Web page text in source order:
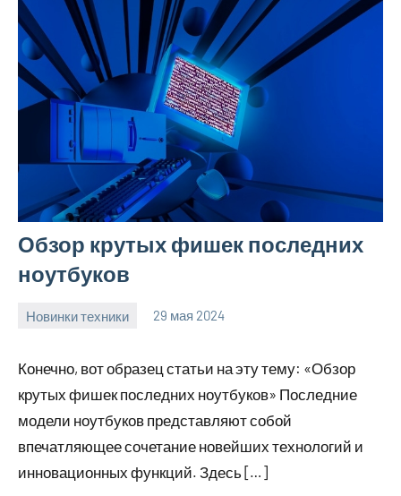
Обзор крутых фишек последних
ноутбуков
Новинки техники 29 мая 2024
vetupr50_ru
Нет
Конечно, вот образец статьи на эту тему: «Обзор
крутых фишек последних ноутбуков» Последние
модели ноутбуков представляют собой
впечатляющее сочетание новейших технологий и
инновационных функций. Здесь […]